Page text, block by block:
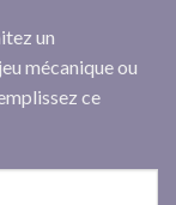
un
mécanique ou
ce